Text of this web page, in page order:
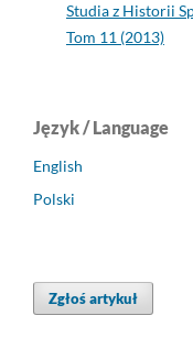
Studia z Historii
Tom 11 (2013)
Język / Language
English
Polski
Zgłoś artykuł